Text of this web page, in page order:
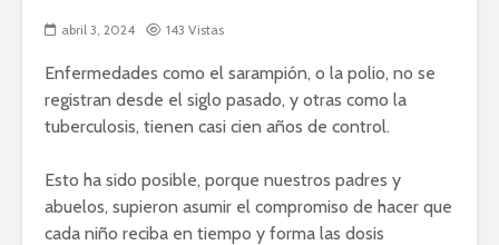
abril 3, 2024 143 Vistas
Enfermedades como el sarampión, o la polio, no se
registran desde el siglo pasado, y otras como la
tuberculosis, tienen casi cien años de control.
Esto ha sido posible, porque nuestros padres y
abuelos, supieron asumir el compromiso de hacer que
cada niño reciba en tiempo y forma las dosis